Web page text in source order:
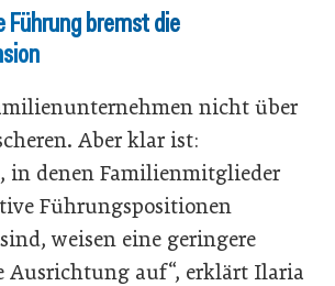
Führung bremst die
nicht über
Aber klar ist:
in denen Familienmitglieder
Führungspositionen
weisen eine geringere
Ausrichtung auf“, erklärt Ilaria